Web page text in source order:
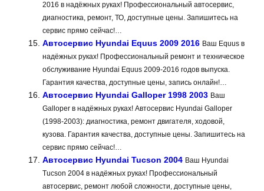
2016 в надёжных руках! Профессиональный автосервис,
диагностика, ремонт, ТО, доступные цены. Запишитесь на
сервис прямо сейчас!…
Автосервис Hyundai Equus 2009 2016 Ваш Equus в
надёжных руках! Профессиональный ремонт и техническое
обслуживание Hyundai Equus 2009-2016 годов выпуска.
Гарантия качества, доступные цены, запись онлайн!…
Автосервис Hyundai Galloper 1998 2003 Ваш
Galloper в надёжных руках! Автосервис Hyundai Galloper
(1998-2003): диагностика, ремонт двигателя, ходовой,
кузова. Гарантия качества, доступные цены. Запишитесь на
сервис прямо сейчас!…
Автосервис Hyundai Tucson 2004 Ваш Hyundai
Tucson 2004 в надёжных руках! Профессиональный
автосервис, ремонт любой сложности, доступные цены,